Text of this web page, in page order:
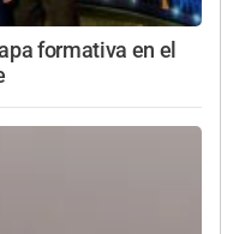
formativa en el